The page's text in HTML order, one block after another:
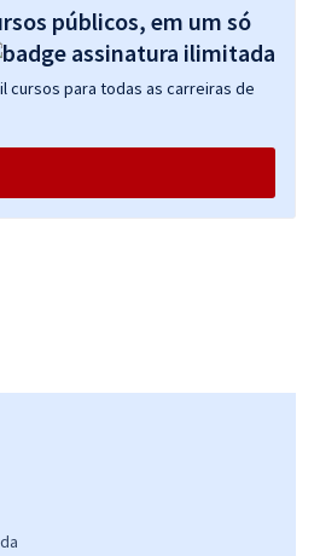
públicos, em um só
cursos para todas as carreiras de